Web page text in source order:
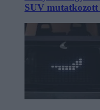
SUV